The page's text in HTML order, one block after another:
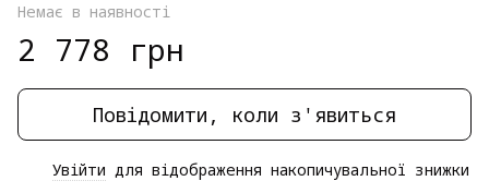
Немає в наявності
2 778 грн
Повідомити, коли з'явиться
Увійти для відображення накопичувальної знижки